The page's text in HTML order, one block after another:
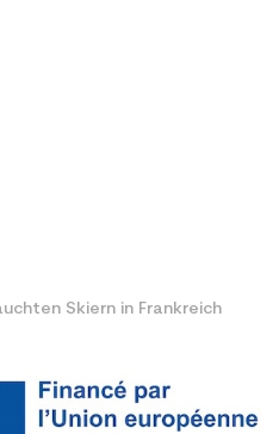
Skiern in Frankreich